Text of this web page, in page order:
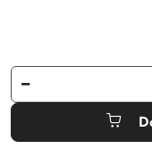
Ilość